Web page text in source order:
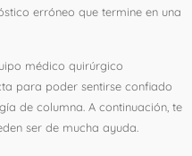
erróneo que termine en una
médico quirúrgico
para poder sentirse confiado
de columna. A continuación, te
ser de mucha ayuda.